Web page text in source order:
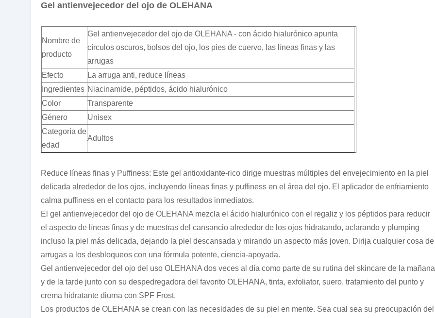
Gel antienvejecedor del ojo de OLEHANA
Nombre de
producto
Gel antienvejecedor del ojo de OLEHANA - con ácido hialurónico apunta
círculos oscuros, bolsos del ojo, los pies de cuervo, las líneas finas y las
arrugas
Efecto
La arruga anti, reduce líneas
Ingredientes Niacinamide, péptidos, ácido hialurónico
Color
Transparente
Género
Unisex
Categoría de
edad
Adultos
Reduce líneas finas y Puffiness: Este gel antioxidante-rico dirige muestras múltiples del envejecimiento en la piel
delicada alrededor de los ojos, incluyendo líneas finas y puffiness en el área del ojo. El aplicador de enfriamiento
calma puffiness en el contacto para los resultados inmediatos.
El gel antienvejecedor del ojo de OLEHANA mezcla el ácido hialurónico con el regaliz y los péptidos para reducir
el aspecto de líneas finas y de muestras del cansancio alrededor de los ojos hidratando, aclarando y plumping
incluso la piel más delicada, dejando la piel descansada y mirando un aspecto más joven. Dirija cualquier cosa de
arrugas a los desbloqueos con una fórmula potente, ciencia-apoyada.
Gel antienvejecedor del ojo del uso OLEHANA dos veces al día como parte de su rutina del skincare de la mañana
y de la tarde junto con su despedregadora del favorito OLEHANA, tinta, exfoliator, suero, tratamiento del punto y
crema hidratante diurna con SPF Frost.
Los productos de OLEHANA se crean con las necesidades de su piel en mente. Sea cual sea su preocupación del